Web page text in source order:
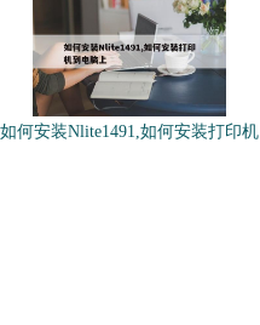
如何安装Nlite1491,如何安装打印机